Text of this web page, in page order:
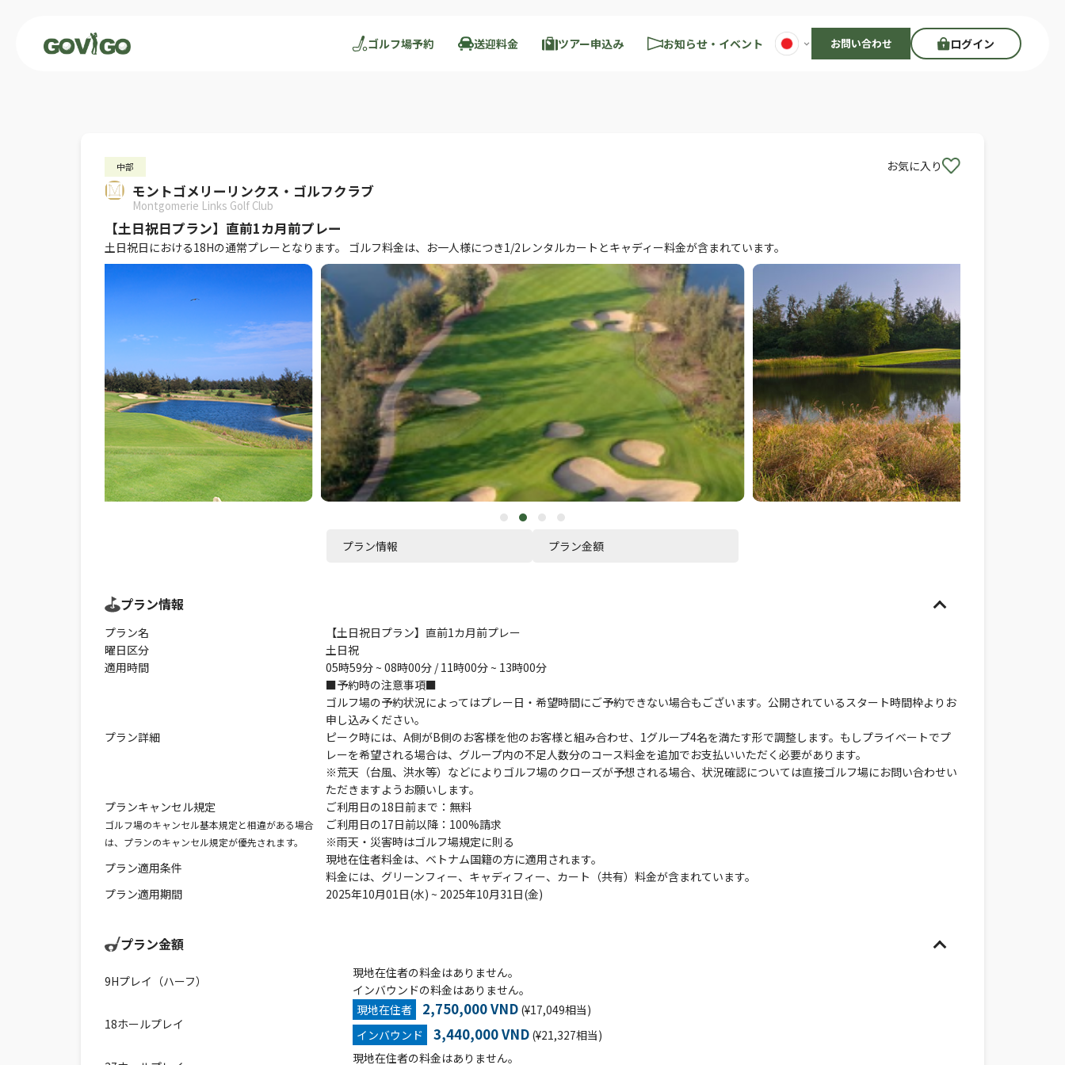
ゴルフ場予約 送迎料金 ツアー申込み お知らせ・イベント お問い合わせ ログイン
中部 お気に入り
モントゴメリーリンクス・ゴルフクラブ
Montgomerie Links Golf Club
【土日祝日プラン】直前1カ月前プレー
土日祝日における18Hの通常プレーとなります。 ゴルフ料金は、お一人様につき1/2レンタルカートとキャディー料金が含まれています。
プラン情報 プラン金額
プラン情報
プラン名
【土日祝日プラン】直前1カ月前プレー
曜日区分
土日祝
適用時間
05時59分 ~ 08時00分 / 11時00分 ~ 13時00分
プラン詳細
■予約時の注意事項■
ゴルフ場の予約状況によってはプレー日・希望時間にご予約できない場合もございます。公開されているスタート時間枠よりお
申し込みください。
ピーク時には、A側がB側のお客様を他のお客様と組み合わせ、1グループ4名を満たす形で調整します。もしプライベートでプ
レーを希望される場合は、グループ内の不足人数分のコース料金を追加でお支払いいただく必要があります。
※荒天（台風、洪水等）などによりゴルフ場のクローズが予想される場合、状況確認については直接ゴルフ場にお問い合わせい
ただきますようお願いします。
プランキャンセル規定
ゴルフ場のキャンセル基本規定と相違がある場合
は、プランのキャンセル規定が優先されます。
ご利用日の18日前まで：無料
ご利用日の17日前以降：100%請求
※雨天・災害時はゴルフ場規定に則る
プラン適用条件
現地在住者料金は、ベトナム国籍の方に適用されます。
料金には、グリーンフィー、キャディフィー、カート（共有）料金が含まれています。
プラン適用期間
2025年10月01日(水) ~ 2025年10月31日(金)
プラン金額
9Hプレイ（ハーフ）
現地在住者の料金はありません。
インバウンドの料金はありません。
18ホールプレイ
現地在住者 2,750,000 VND (¥17,049相当)
インバウンド
3,440,000 VND (¥21,327相当)
現地在住者の料金はありません。